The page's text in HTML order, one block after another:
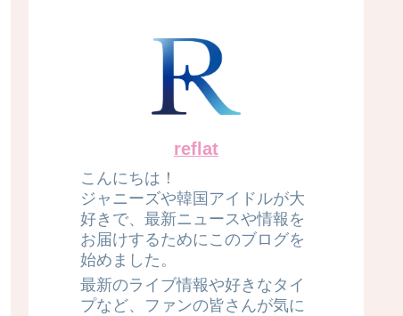
reflat
こんにちは！
ジャニーズや韓国アイドルが大
好きで、最新ニュースや情報を
お届けするためにこのブログを
始めました。
最新のライブ情報や好きなタイ
プなど、ファンの皆さんが気に